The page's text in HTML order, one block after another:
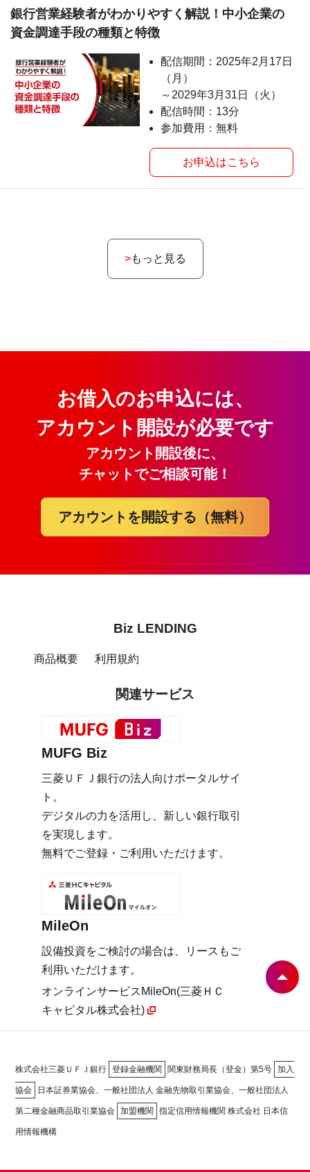
銀行営業経験者がわかりやすく解説！中小企業の
資金調達手段の種類と特徴
配信期間：2025年2月17日
（月）
～2029年3月31日（火）
配信時間：13分
参加費用：無料
お申込はこちら
もっと見る
お借入のお申込には、
アカウント開設が必要です
アカウント開設後に、
チャットでご相談可能！
アカウントを開設する（無料）
Biz LENDING
商品概要 利用規約
関連サービス
MUFG Biz
三菱ＵＦＪ銀行の法人向けポータルサイ
ト。
デジタルの力を活用し、新しい銀行取引
を実現します。
無料でご登録・ご利用いただけます。
MileOn
設備投資をご検討の場合は、リースもご
利用いただけます。
オンラインサービスMileOn(三菱ＨＣ
キャピタル株式会社)
株式会社三菱ＵＦＪ銀行 登録金融機関 関東財務局長（登金）第5号 加入
協会 日本証券業協会、一般社団法人 金融先物取引業協会、一般社団法人
第二種金融商品取引業協会 加盟機関 指定信用情報機関 株式会社 日本信
用情報機構